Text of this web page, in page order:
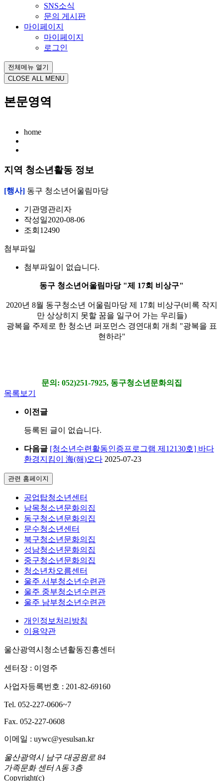
SNS소식
문의 게시판
마이페이지
마이페이지
로그인
전체메뉴 열기
CLOSE ALL MENU
본문영역
home
지역 청소년활동 정보
[행사] 동구 청소년어울림마당
기관명관리자
작성일2020-08-06
조회 12490
첨부파일
첨부파일이 없습니다.
동구 청소년어울림마당 "제 17회 비상구"
2020년 8월 동구청소년 어울림마당 제 17회 비상구(비록 작지
만 상상히지 못할 꿈을 일구어 가는 우리들)
광복을 주제로 한 청소년 퍼포먼스 경연대회 개최 "광복을 표
현하라"
문의: 052)251-7925, 동구청소년문화의집
목록보기
이전글
등록된 글이 없습니다.
다음글 [청소년수련활동인증프로그램 제12130호] 바다
환경지킴이 海(해)오다 2025-07-23
관련 홈페이지
공업탑청소년센터
남목청소년문화의집
동구청소년문화의집
문수청소년센터
북구청소년문화의집
성남청소년문화의집
중구청소년문화의집
청소년차오름센터
울주 서부청소년수련관
울주 중부청소년수련관
울주 남부청소년수련관
개인정보처리방침
이용약관
울산광역시청소년활동진흥센터
센터장 : 이영주
사업자등록번호 : 201-82-69160
Tel. 052-227-0606~7
Fax. 052-227-0608
이메일 : uywc@yesulsan.kr
울산광역시 남구 대공원로 84
가족문화 센터 A동 3층
Copyright(c)